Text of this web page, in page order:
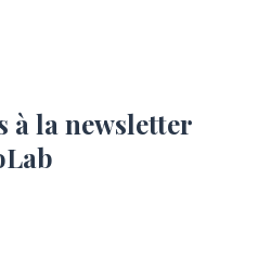
à la newsletter